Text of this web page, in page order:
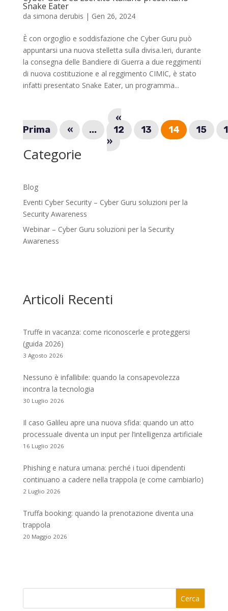
Snake Eater
da simona derubis | Gen 26, 2024
È con orgoglio e soddisfazione che Cyber Guru può
appuntarsi una nuova stelletta sulla divisa.Ieri, durante
la consegna delle Bandiere di Guerra a due reggimenti
di nuova costituzione e al reggimento CIMIC, è stato
infatti presentato Snake Eater, un programma...
«
Prima
« ... 12 13 14 15
»
Categorie
Blog
Eventi Cyber Security – Cyber Guru soluzioni per la
Security Awareness
Webinar – Cyber Guru soluzioni per la Security
Awareness
Articoli Recenti
Truffe in vacanza: come riconoscerle e proteggersi
(guida 2026)
3 Agosto 2026
Nessuno è infallibile: quando la consapevolezza
incontra la tecnologia
30 Luglio 2026
Il caso Galileu apre una nuova sfida: quando un atto
processuale diventa un input per l’intelligenza artificiale
16 Luglio 2026
Phishing e natura umana: perché i tuoi dipendenti
continuano a cadere nella trappola (e come cambiarlo)
2 Luglio 2026
Truffa booking: quando la prenotazione diventa una
trappola
20 Maggio 2026
Cerca